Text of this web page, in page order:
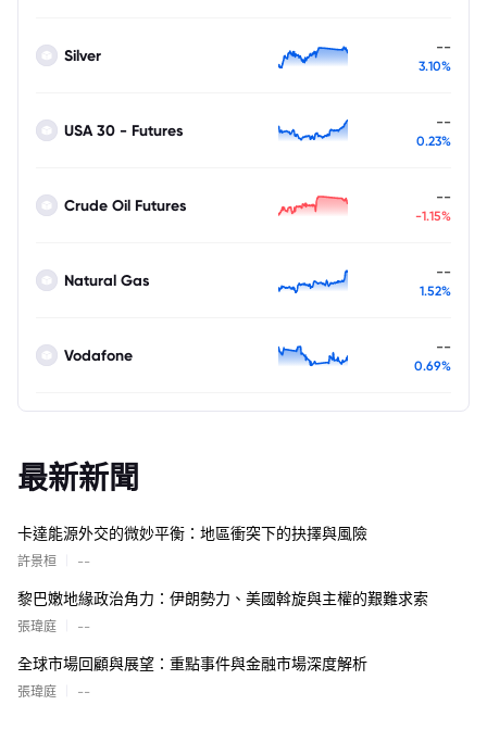
Silver --
3.10%
USA 30 - Futures --
0.23%
Crude Oil Futures --
-1.15%
Natural Gas --
1.52%
Vodafone --
0.69%
最新新聞
卡達能源外交的微妙平衡：地區衝突下的抉擇與風險
許景桓 --
黎巴嫩地緣政治角力：伊朗勢力、美國斡旋與主權的艱難求索
張瑋庭 --
全球市場回顧與展望：重點事件與金融市場深度解析
張瑋庭 --